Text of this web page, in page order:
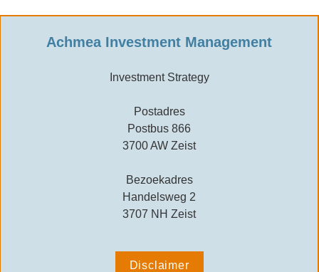
Achmea Investment Management
Investment Strategy
Postadres
Postbus 866
3700 AW Zeist
Bezoekadres
Handelsweg 2
3707 NH Zeist
Disclaimer